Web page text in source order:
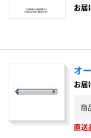
お届
オ
お届
商
直送